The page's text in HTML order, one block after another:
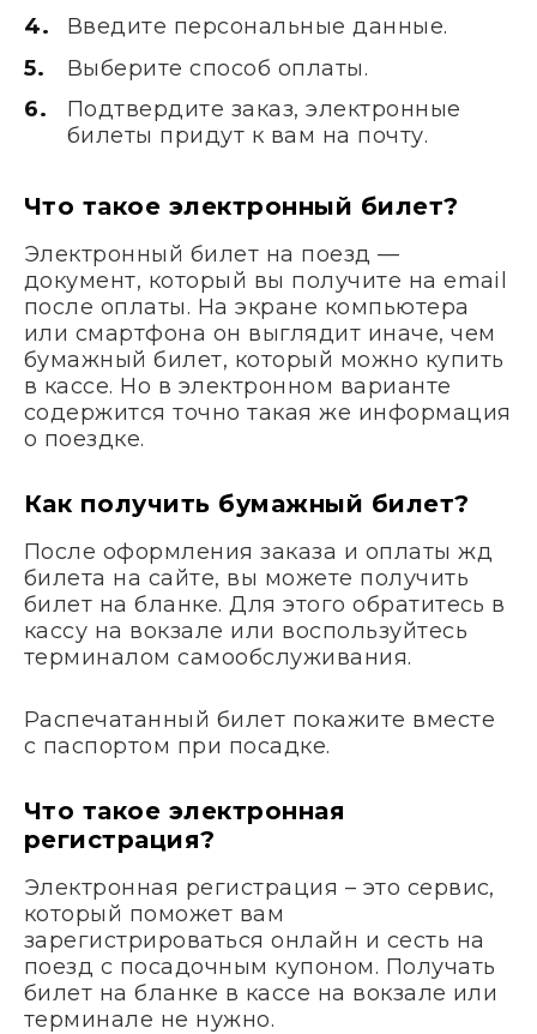
Введите персональные данные.
Выберите способ оплаты.
Подтвердите заказ, электронные
билеты придут к вам на почту.
Что такое электронный билет?
Электронный билет на поезд —
документ, который вы получите на email
после оплаты. На экране компьютера
или смартфона он выглядит иначе, чем
бумажный билет, который можно купить
в кассе. Но в электронном варианте
содержится точно такая же информация
о поездке.
Как получить бумажный билет?
После оформления заказа и оплаты жд
билета на сайте, вы можете получить
билет на бланке. Для этого обратитесь в
кассу на вокзале или воспользуйтесь
терминалом самообслуживания.
Распечатанный билет покажите вместе
с паспортом при посадке.
Что такое электронная
регистрация?
Электронная регистрация – это сервис,
который поможет вам
зарегистрироваться онлайн и сесть на
поезд с посадочным купоном. Получать
билет на бланке в кассе на вокзале или
терминале не нужно.